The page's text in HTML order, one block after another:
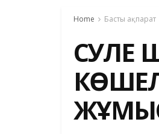
Home Басты ақпарат